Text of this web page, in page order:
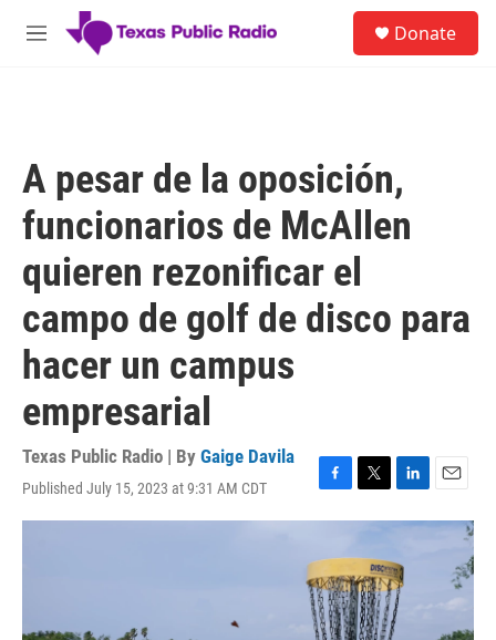
Skip to main content
M
Donate
A pesar de la oposición,
funcionarios de McAllen
quieren rezonificar el
campo de golf de disco para
hacer un campus
empresarial
Texas Public Radio | By Gaige Davila
Published July 15, 2023 at 9:31 AM CDT
F
a
e
b
o
o
T
w
t
t
e
r
L
i
k
e
d
I
E
m